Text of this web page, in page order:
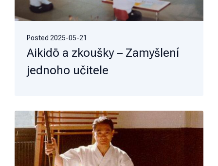
Posted 2025-05-21
Aikidō a zkoušky – Zamyšlení
jednoho učitele